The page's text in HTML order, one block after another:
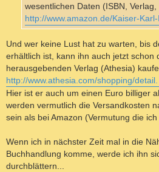
wesentlichen Daten (ISBN,
http://www.amazon.de/Kaiser-
Und wer keine Lust hat zu warten, bis
erhältlich ist, kann ihn auch jetzt schon
herausgebenden Verlag (Athesia)
http://www.athesia.com/shopping/
Hier ist er auch um einen Euro billiger
werden vermutlich die Versandkosten
sein als bei Amazon (Vermutung die
Wenn ich in nächster Zeit mal in die
Buchhandlung komme, werde ich ihn
durchblättern...